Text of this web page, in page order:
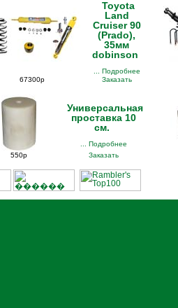
Toyota
Land
Cruiser 90
(Prado),
35мм
dobinson
... Подробнее
67300р
Заказать
Универсальная
проставка 10
см.
... Подробнее
550р
Заказать